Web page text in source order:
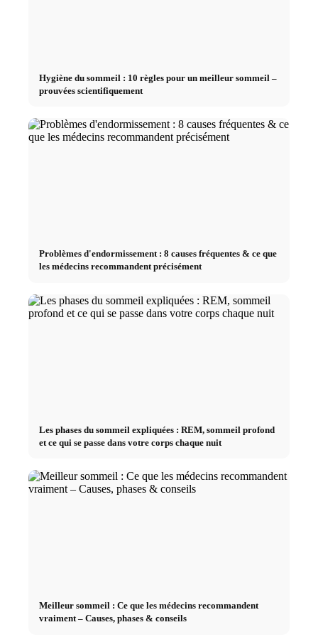
Hygiène du sommeil : 10 règles pour un meilleur sommeil –
prouvées scientifiquement
Problèmes d'endormissement : 8 causes fréquentes & ce que
les médecins recommandent précisément
Les phases du sommeil expliquées : REM, sommeil profond
et ce qui se passe dans votre corps chaque nuit
Meilleur sommeil : Ce que les médecins recommandent
vraiment – Causes, phases & conseils